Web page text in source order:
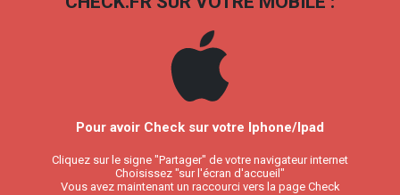
Pour avoir Check sur votre Iphone/Ipad
Cliquez sur le signe "Partager" de votre navigateur internet
Choisissez "sur l'écran d'accueil"
Vous avez maintenant un raccourci vers la page Check